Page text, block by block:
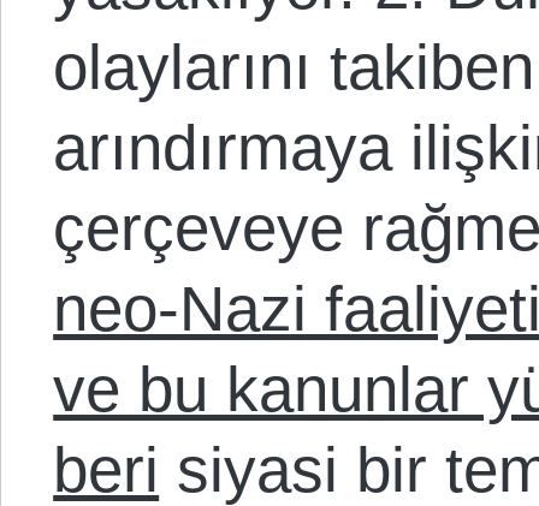
olaylarını
arındırmaya
çerçeveye
neo-Nazi
ve bu kanunlar
beri siyasi bir